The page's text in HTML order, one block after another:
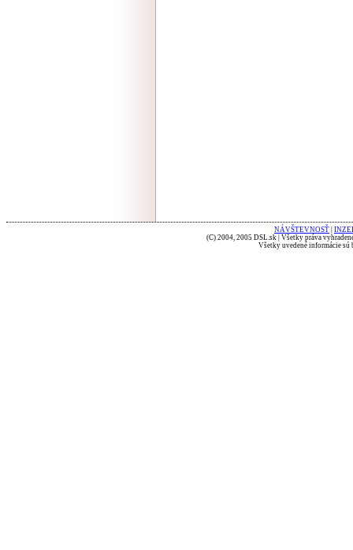
NÁVŠTEVNOSŤ
(C) 2004, 2005 DSL.sk | Všetky práva
Všetky uvedené informácie sú